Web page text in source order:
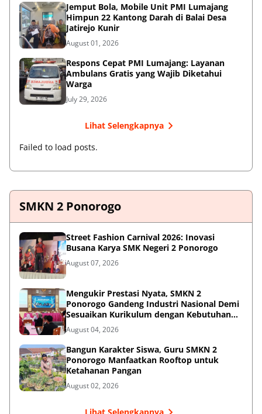
Jemput Bola, Mobile Unit PMI Lumajang
Himpun 22 Kantong Darah di Balai Desa
Jatirejo Kunir
August 01, 2026
Respons Cepat PMI Lumajang: Layanan
Ambulans Gratis yang Wajib Diketahui
Warga
July 29, 2026
Lihat Selengkapnya
Failed to load posts.
SMKN 2 Ponorogo
Street Fashion Carnival 2026: Inovasi
Busana Karya SMK Negeri 2 Ponorogo
August 07, 2026
Mengukir Prestasi Nyata, SMKN 2
Ponorogo Gandeng Industri Nasional Demi
Sesuaikan Kurikulum dengan Kebutuhan
Dunia Kerja
August 04, 2026
Bangun Karakter Siswa, Guru SMKN 2
Ponorogo Manfaatkan Rooftop untuk
Ketahanan Pangan
August 02, 2026